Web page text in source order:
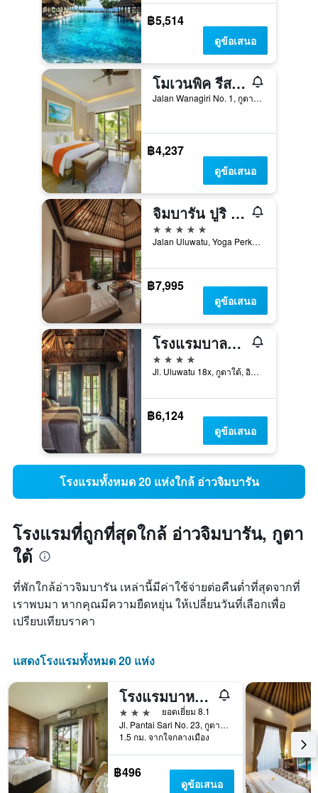
฿5,514
ดูข้อเสนอ
โมเวนพิค รีสอร์ทแอนด์สปา จิมบารัน บาหลี
Jalan Wanagiri No. 1, กูตาใต้, อินโดนีเซีย
฿4,237
ดูข้อเสนอ
จิมบารัน ปูริ - โรงแรมเบลมอนด์ - บาหลี
5 ดาว
Jalan Uluwatu, Yoga Perkanthi Lane, กูตาใต้, อินโดนีเซีย
฿7,995
ดูข้อเสนอ
โรงแรมบาลคิสเซ เฮอริเทจ
4 ดาว
Jl. Uluwatu 18x, กูตาใต้, อินโดนีเซีย
฿6,124
ดูข้อเสนอ
โรงแรมทั้งหมด 20 แห่งใกล้ อ่าวจิมบารัน
โรงแรมที่ถูกที่สุดใกล้ อ่าวจิมบารัน, กูตา
ใต้
ที่พักใกล้อ่าวจิมบารัน เหล่านี้มีค่าใช้จ่ายต่อคืนต่ำที่สุดจากที่
เราพบมา หากคุณมีความยืดหยุ่น ให้เปลี่ยนวันที่เลือกเพื่อ
เปรียบเทียบราคา
แสดงโรงแรมทั้งหมด 20 แห่ง
โรงแรมบาหลีบรีซซ์
3 ดาว
ยอดเยี่ยม 8.1
Jl. Pantai Sari No. 23, กูตาใต้, อินโดนีเซีย
1.5 กม. จากใจกลางเมือง
฿496
ดูข้อเสนอ